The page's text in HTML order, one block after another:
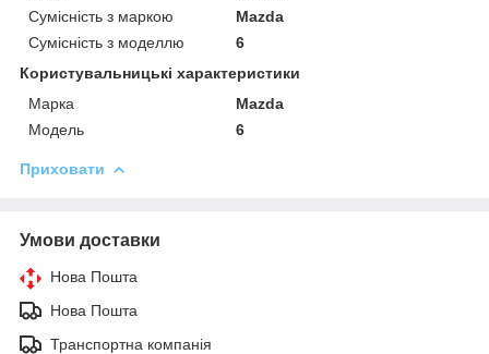
Сумісність з маркою
Mazda
Сумісність з моделлю
6
Користувальницькі характеристики
Марка
Mazda
Модель
6
Приховати
Умови доставки
Нова Пошта
Нова Пошта
Транспортна компанія